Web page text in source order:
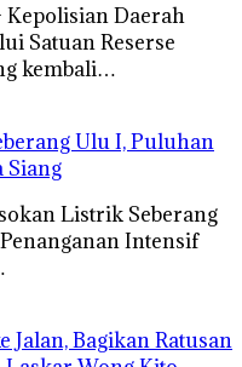
Kepolisian Daerah
Satuan Reserse
kembali…
Ulu I, Puluhan
Siang
Listrik Seberang
Intensif
Jalan, Bagikan Ratusan